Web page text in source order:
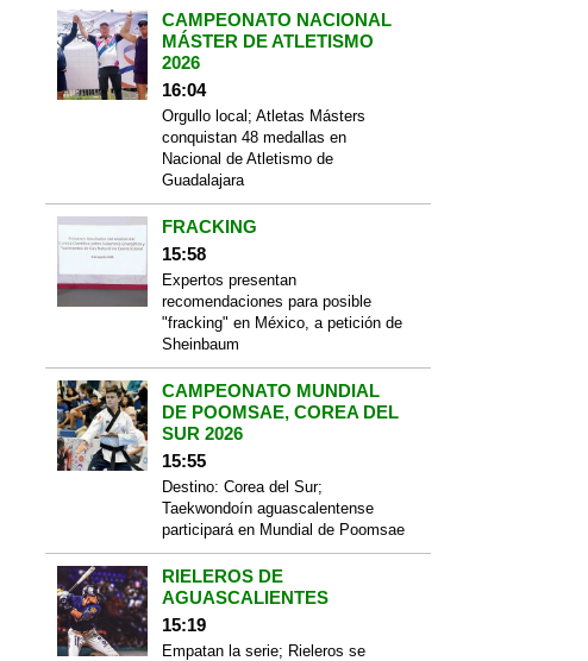
CAMPEONATO NACIONAL
MÁSTER DE ATLETISMO
2026
16:04
Orgullo local; Atletas Másters
conquistan 48 medallas en
Nacional de Atletismo de
Guadalajara
FRACKING
15:58
Expertos presentan
recomendaciones para posible
"fracking" en México, a petición de
Sheinbaum
CAMPEONATO MUNDIAL
DE POOMSAE, COREA DEL
SUR 2026
15:55
Destino: Corea del Sur;
Taekwondoín aguascalentense
participará en Mundial de Poomsae
RIELEROS DE
AGUASCALIENTES
15:19
Empatan la serie; Rieleros se